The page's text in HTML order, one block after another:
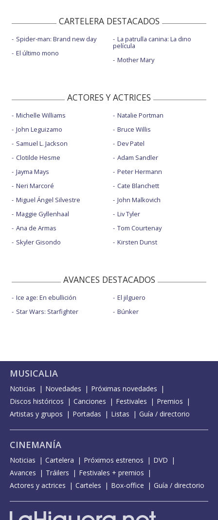
CARTELERA DESTACADOS
Spider-man: Brand new day
El último mono
La patrulla canina: La dino
película
Mother Mary
ACTORES Y ACTRICES
Michelle Williams
John Leguizamo
Samuel L. Jackson
Clotilde Hesme
Jayma Mays
Neri Marcoré
Miguel Ángel Silvestre
Maggie Gyllenhaal
Ana de Armas
Skyler Gisondo
Natalie Portman
Bruce Willis
Dev Patel
Adam Sandler
Peter Hermann
Cate Blanchett
John Malkovich
Liv Tyler
Tom Courtenay
Kirsten Dunst
AVANCES DESTACADOS
Ice age: En ebullición
Star Wars: Starfighter
El jilguero
Búnker
MUSICALIA
Noticias Novedades
Próximas novedades
Discos históricos
Canciones Festivales
Premios
Artistas y grupos
Portadas Listas Guía / directorio
CINEMANÍA
Noticias Cartelera Próximos estrenos
DVD
Avances
Tráilers
Festivales + premios
Actores y actrices
Carteles Box-office Guía / directorio